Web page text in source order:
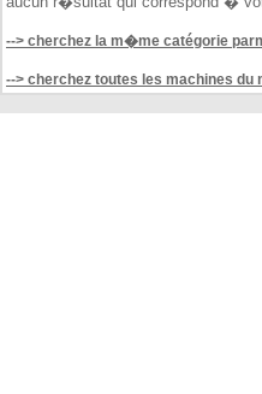
--> cherchez la m�me catégorie
--> cherchez toutes les machines